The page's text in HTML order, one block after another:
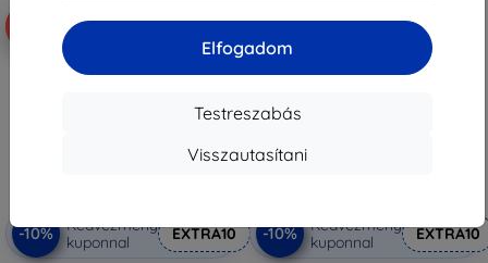
Elfogadom
Testreszabás
Visszautasítani
-10%
Kedvezmény
kuponnal
EXTRA10
-53%
-10%
Kedvezmény
kuponnal
EXTRA10